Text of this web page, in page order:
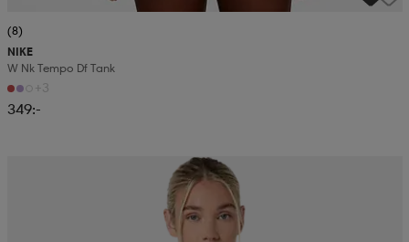
(8)
NIKE
W Nk Tempo Df Tank
+3
349:-